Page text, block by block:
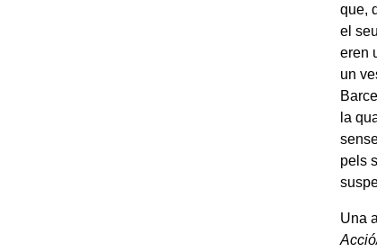
que,
el
eren
un
la
pels
Una